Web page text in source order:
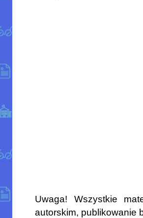
Uwaga! Wszystkie
autorskim, publikowanie